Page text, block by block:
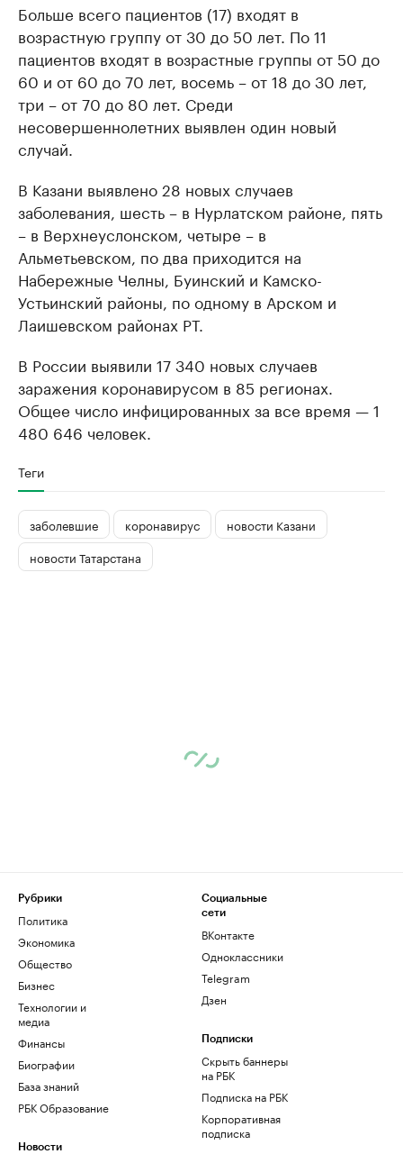
Больше всего пациентов (17) входят в
возрастную группу от 30 до 50 лет. По 11
пациентов входят в возрастные группы от 50 до
60 и от 60 до 70 лет, восемь – от 18 до 30 лет,
три – от 70 до 80 лет. Среди
несовершеннолетних выявлен один новый
случай.
В Казани выявлено 28 новых случаев
заболевания, шесть – в Нурлатском районе, пять
– в Верхнеуслонском, четыре – в
Альметьевском, по два приходится на
Набережные Челны, Буинский и Камско-
Устьинский районы, по одному в Арском и
Лаишевском районах РТ.
В России выявили 17 340 новых случаев
заражения коронавирусом в 85 регионах.
Общее число инфицированных за все время — 1
480 646 человек.
Теги
заболевшие коронавирус
новости Казани
новости Татарстана
Рубрики
Политика
Экономика
Общество
Бизнес
Технологии и
медиа
Финансы
Биографии
База знаний
РБК Образование
Новости
Социальные
сети
ВКонтакте
Одноклассники
Telegram
Дзен
Подписки
Скрыть баннеры
на РБК
Подписка на РБК
Корпоративная
подписка